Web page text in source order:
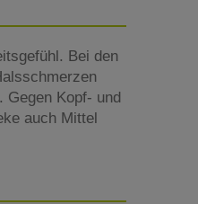
Bei den
Gegen Kopf- und
auch Mittel